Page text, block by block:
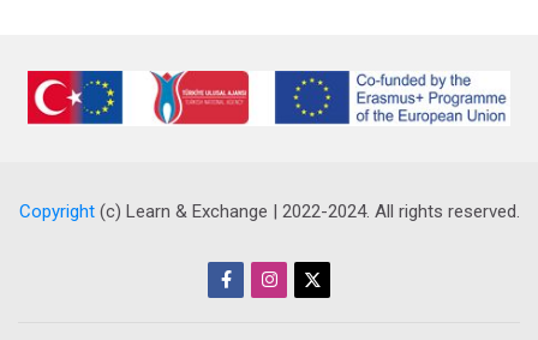
Copyright(c) Learn & Exchange | 2022-2024. All rights reserved.